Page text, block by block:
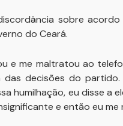
sobre
do Ceará.
e me maltratou ao
decisões do
humilhação, eu disse a
e então eu